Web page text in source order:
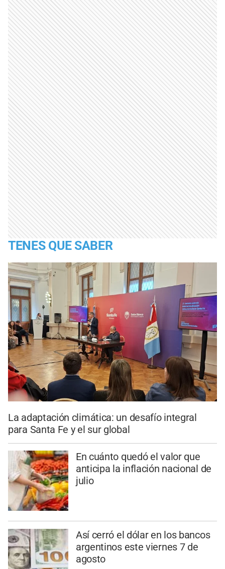
TENES QUE SABER
La adaptación climática: un desafío integral
para Santa Fe y el sur global
En cuánto quedó el valor que
anticipa la inflación nacional de
julio
Así cerró el dólar en los bancos
argentinos este viernes 7 de
agosto